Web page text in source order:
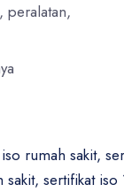
peralatan,